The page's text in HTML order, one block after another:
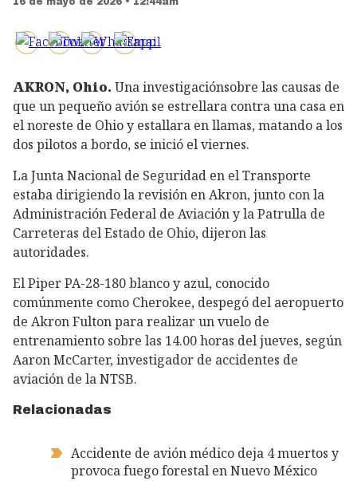
AKRON, Ohio. Una investigaciónsobre las causas de
que un pequeño avión se estrellara contra una casa en
el noreste de Ohio y estallara en llamas, matando a los
dos pilotos a bordo, se inició el viernes.
La Junta Nacional de Seguridad en el Transporte
estaba dirigiendo la revisión en Akron, junto con la
Administración Federal de Aviación y la Patrulla de
Carreteras del Estado de Ohio, dijeron las
autoridades.
El Piper PA-28-180 blanco y azul, conocido
comúnmente como Cherokee, despegó del aeropuerto
de Akron Fulton para realizar un vuelo de
entrenamiento sobre las 14.00 horas del jueves, según
Aaron McCarter, investigador de accidentes de
aviación de la NTSB.
Relacionadas
Accidente de avión médico deja 4 muertos y
provoca fuego forestal en Nuevo México